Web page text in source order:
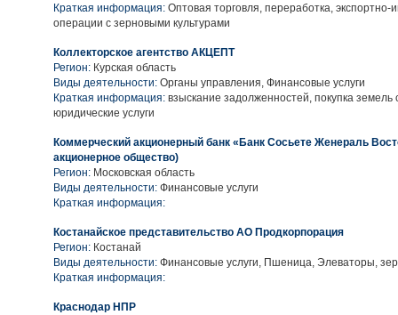
Краткая информация: Оптовая торговля, переработка, экспортно-
операции с зерновыми культурами
Коллекторское агентство АКЦЕПТ
Регион: Курская область
Виды деятельности: Органы управления, Финансовые услуги
Краткая информация: взыскание задолженностей, покупка земель
юридические услуги
Коммерческий акционерный банк «Банк Сосьете Женераль
акционерное общество)
Регион: Московская область
Виды деятельности: Финансовые услуги
Краткая информация:
Костанайское представительство АО Продкорпорация
Регион: Костанай
Виды деятельности: Финансовые услуги, Пшеница, Элеваторы,
Краткая информация:
Краснодар НПР